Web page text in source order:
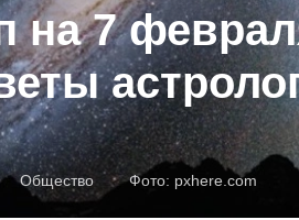
на 7
Общество Фото: pxhere.com